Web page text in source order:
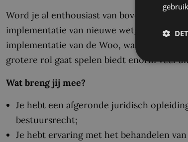
Word je al enthousiast van bovenstaande
implementatie van nieuwe wetgeving, op
implementatie van de Woo, waarbij het
grotere rol gaat spelen biedt enorm veel
Wat breng jij mee?
Je hebt een afgeronde juridisch
bestuursrecht;
Je hebt ervaring met het behandelen